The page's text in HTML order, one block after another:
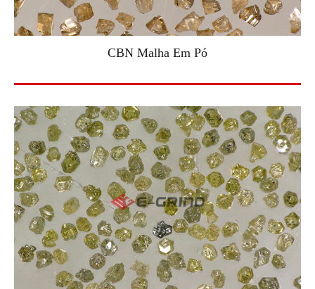
CBN Malha Em Pó